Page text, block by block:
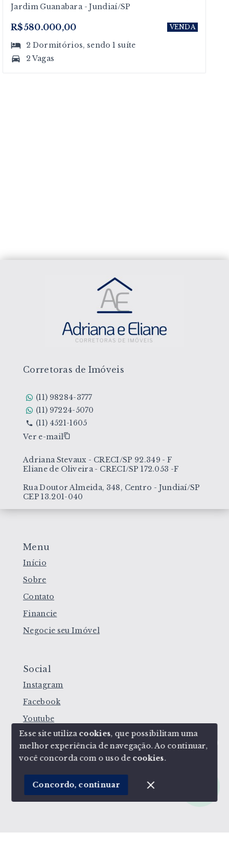
Jardim Guanabara - Jundiaí/SP
R$580.000,00 VENDA
2 Dormitórios, sendo1 suíte
2 Vagas
Olá! Estamos disponíveis para te ajudar.
Menu
Início
Sobre
Contato
Financie
Negocie seu Imóvel
Social
Instagram
Facebook
Youtube
© Copyright 2026 - Corretoras de Imóveis - Todos
SITE PARA IMOBILIARIA
Corretoras de Imóveis
(11) 98284-3777
(11) 97224-5070
(11) 4521-1605
Ver e-mail
Adriana Stevaux - CRECI/SP 92.349 - F
Eliane de Oliveira - CRECI/SP 172.053 -F
Rua Doutor Almeida, 348, Centro - Jundiaí/SP
CEP 13.201-040
Esse site utiliza cookies, que possibilitam uma
melhor experiência de navegação.Ao continuar,
você concorda com o uso de cookies.
Concordo, continuar